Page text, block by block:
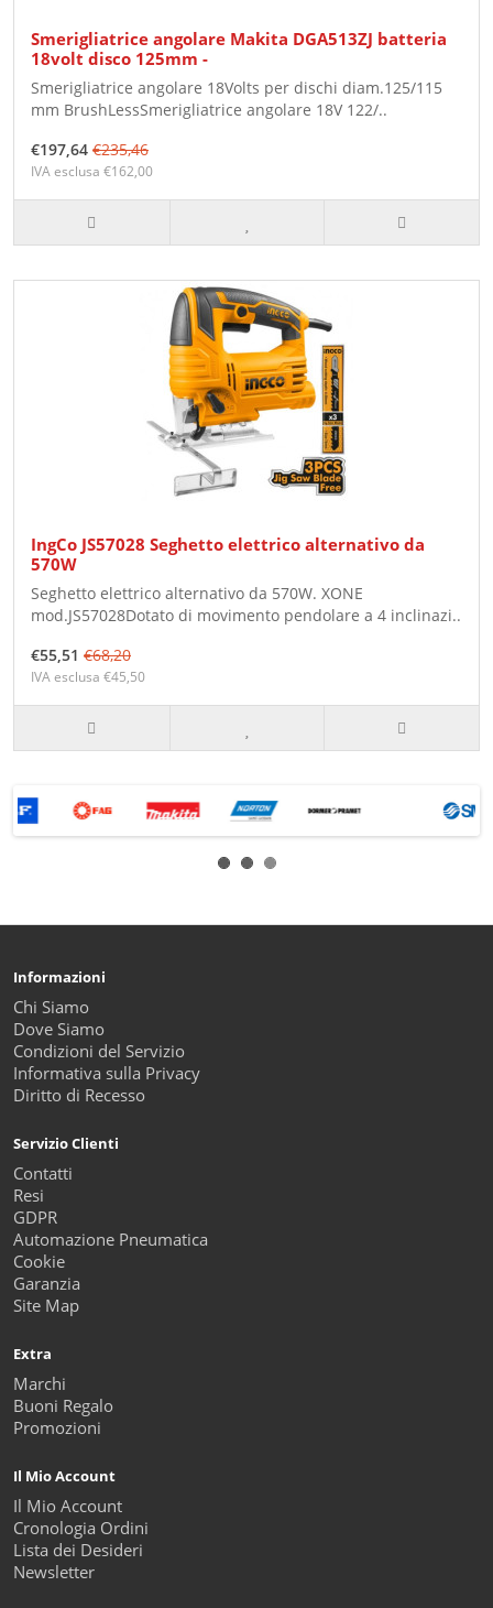
Smerigliatrice angolare Makita DGA513ZJ batteria
18volt disco 125mm -
Smerigliatrice angolare 18Volts per dischi diam.125/115
mm BrushLessSmerigliatrice angolare 18V 122/..
€197,64 €235,46
IVA esclusa €162,00
IngCo JS57028 Seghetto elettrico alternativo da
570W
Seghetto elettrico alternativo da 570W. XONE
mod.JS57028Dotato di movimento pendolare a 4 inclinazi..
€55,51 €68,20
IVA esclusa €45,50
Informazioni
Chi Siamo
Dove Siamo
Condizioni del Servizio
Informativa sulla Privacy
Diritto di Recesso
Servizio Clienti
Contatti
Resi
GDPR
Automazione Pneumatica
Cookie
Garanzia
Site Map
Extra
Marchi
Buoni Regalo
Promozioni
Il Mio Account
Il Mio Account
Cronologia Ordini
Lista dei Desideri
Newsletter